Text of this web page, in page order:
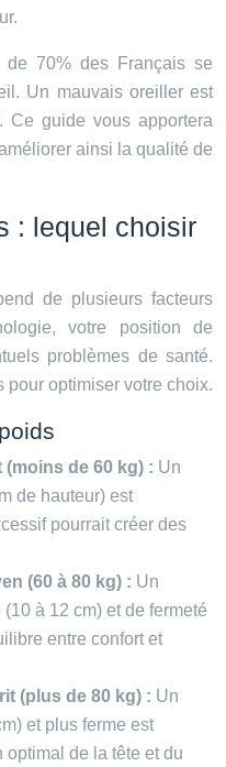
de 70% des Français se
Un mauvais oreiller est
Ce guide vous apportera
ainsi la qualité de
: lequel choisir
de plusieurs facteurs
votre position de
problèmes de santé.
optimiser votre choix.
de 60 kg) : Un
de hauteur) est
pourrait créer des
(60 à 80 kg) : Un
à 12 cm) et de fermeté
entre confort et
(plus de 80 kg) : Un
et plus ferme est
de la tête et du